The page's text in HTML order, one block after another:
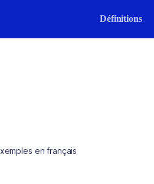
Définitions
en français